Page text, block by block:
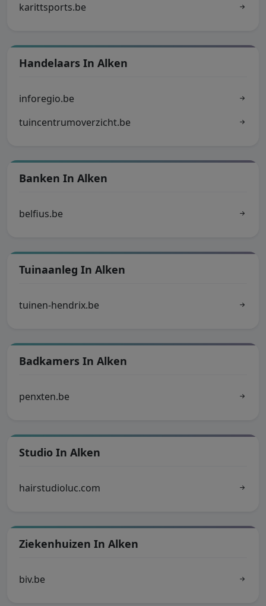
karittsports.be
Handelaars In Alken
inforegio.be
tuincentrumoverzicht.be
Banken In Alken
belfius.be
Tuinaanleg In Alken
tuinen-hendrix.be
Badkamers In Alken
penxten.be
Studio In Alken
hairstudioluc.com
Ziekenhuizen In Alken
biv.be